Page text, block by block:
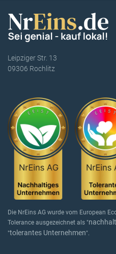
Leipziger Str. 13
09306 Rochlitz
Die NrEins AG wurde vom European
Tolerance ausgezeichnet als "
"tolerantes Unternehmen".